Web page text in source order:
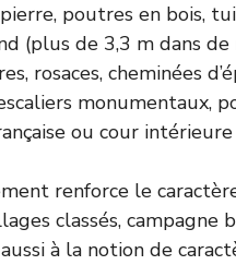
poutres en bois,
(plus de 3,3 m dans
rosaces, cheminées
monumentaux,
ou cour
renforce le
classés, campagne
à la notion de